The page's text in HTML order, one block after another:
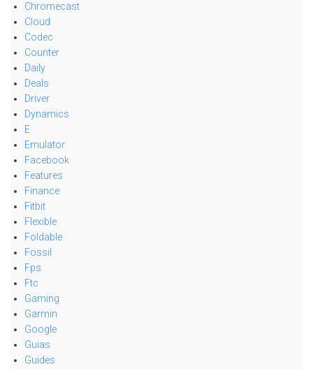
Chromecast
Cloud
Codec
Counter
Daily
Deals
Driver
Dynamics
E
Emulator
Facebook
Features
Finance
Fitbit
Flexible
Foldable
Fossil
Fps
Ftc
Gaming
Garmin
Google
Guias
Guides